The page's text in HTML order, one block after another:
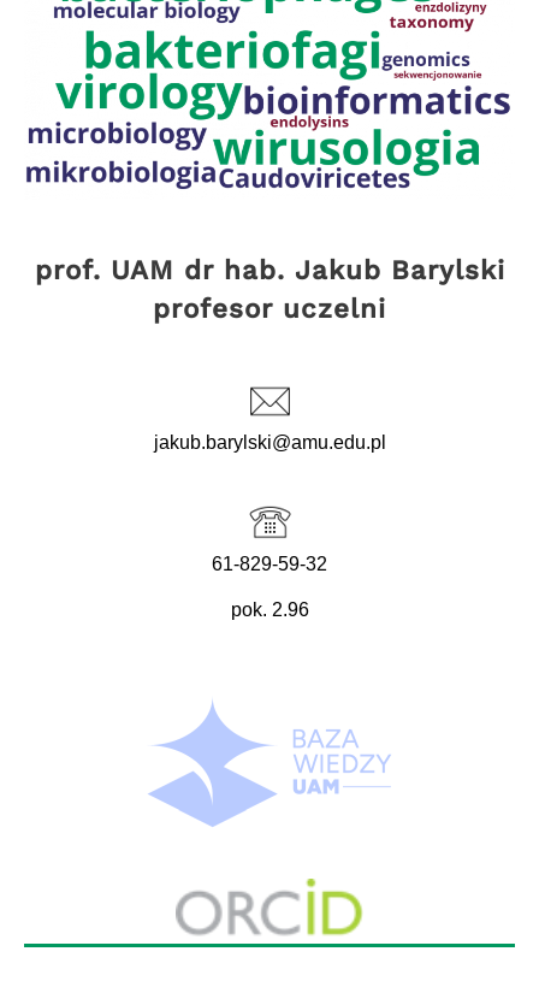
prof. UAM dr hab. Jakub Barylski
profesor uczelni
jakub.barylski@amu.edu.pl
61-829-59-32
pok. 2.96